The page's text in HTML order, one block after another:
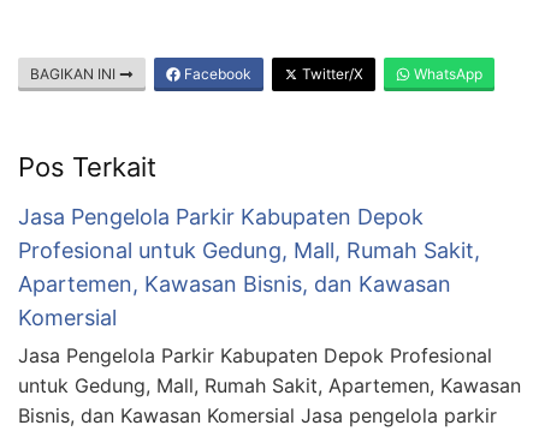
BAGIKAN INI Facebook Twitter/X WhatsApp
Pos Terkait
Jasa Pengelola Parkir Kabupaten Depok
Profesional untuk Gedung, Mall, Rumah Sakit,
Apartemen, Kawasan Bisnis, dan Kawasan
Komersial
Jasa Pengelola Parkir Kabupaten Depok Profesional
untuk Gedung, Mall, Rumah Sakit, Apartemen, Kawasan
Bisnis, dan Kawasan Komersial Jasa pengelola parkir